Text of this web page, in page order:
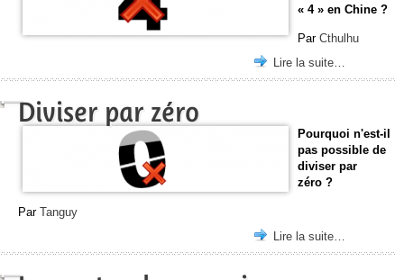
« 4 » en Chine ?
Par Cthulhu
Lire la suite…
Diviser par zéro
Pourquoi n'est-il
pas possible de
diviser par
zéro ?
Par Tanguy
Lire la suite…